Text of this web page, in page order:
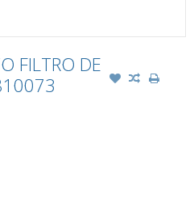
FILTRO DE